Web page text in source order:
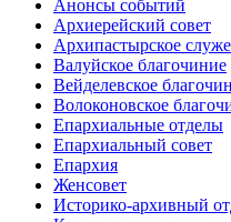
Анонсы событий
Архиерейский совет
Архипастырское
Валуйское благочиние
Вейделевское
Волоконовское
Епархиальные отделы
Епархиальный совет
Епархия
Женсовет
Историко-архивный